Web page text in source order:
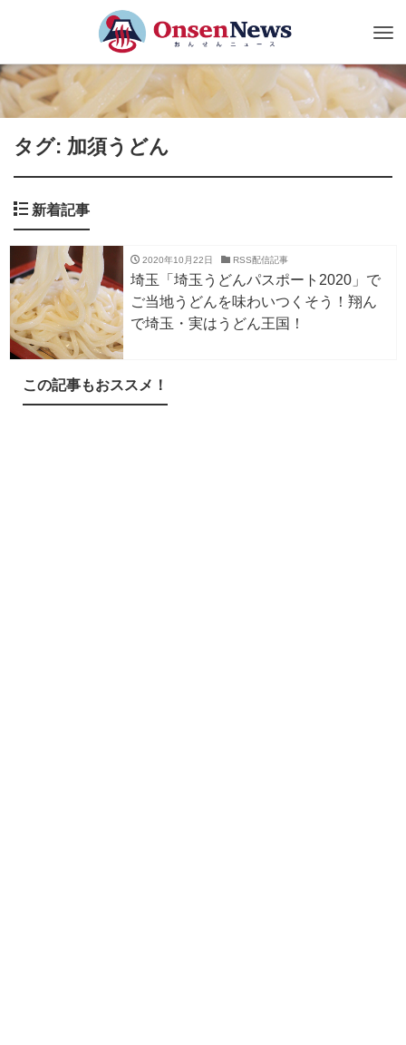
タグ: 加須うどん
新着記事
2020年10月22日 RSS配信記事
埼玉「埼玉うどんパスポート2020」で
ご当地うどんを味わいつくそう！翔ん
で埼玉・実はうどん王国！
この記事もおススメ！